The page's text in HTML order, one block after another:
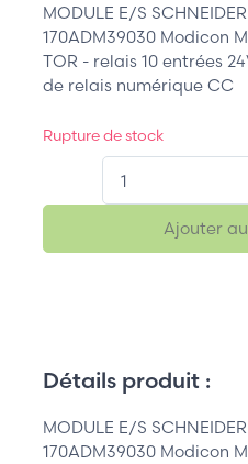
MODULE E/S
170ADM39030 Modicon
TOR - relais 10 entrées
de relais numérique CC
Rupture de stock
Ajouter
Détails produit :
MODULE E/S
170ADM39030 Modicon